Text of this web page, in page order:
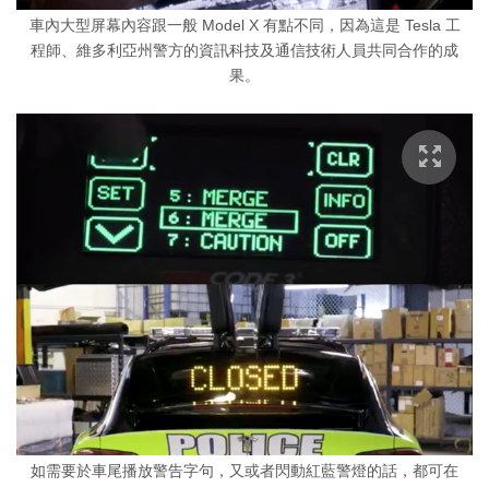
車內大型屏幕內容跟一般 Model X 有點不同，因為這是 Tesla 工
程師、維多利亞州警方的資訊科技及通信技術人員共同合作的成
果。
如需要於車尾播放警告字句，又或者閃動紅藍警燈的話，都可在